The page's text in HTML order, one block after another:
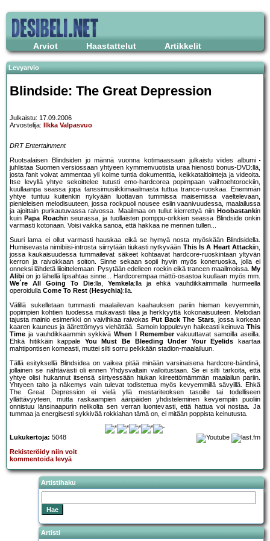
Arviot Haastattelut Artikkelit
Levyarvio
Blindside: The Great Depression
Julkaistu: 17.09.2006
Arvostelija:
Ilkka Valpasvuo
DRT Entertainment
Ruotsalaisen Blindsiden jo männä vuonna kotimaassaan julkaistu viides albumi
juhlistaa Suomen versiossaan yhtyeen kymmenvuotista uraa hienosti bonus-DVD:llä,
josta fanit voivat ammentaa yli kolme tuntia dokumenttia, keikkataltiointeja ja videoita.
Itse levyllä yhtye sekoittelee tutusti emo-hardcorea popimpaan vaihtoehtorockiin,
kuullaanpa seassa jopa tanssimusiikkimaailmasta tuttua trance-ruoskaa. Enemmän
yhtye tuntuu kuitenkin nykyään luottavan tummissa maisemissa vaeltelevaan,
pienieleisen melodisuuteen, jossa rockpuoli nousee esiin vaanivuudessa, maalailussa
ja ajoittain purkautuvassa raivossa. Maailmaa on tullut kierrettyä niin Hoobastankin
kuin Papa Roachin seurassa, ja tuollaisten pomppu-orkkien seassa Blindside onkin
varmasti kotonaan. Voisi vaikka sanoa, että hakkaa ne mennen tullen...
Suuri lama ei ollut varmasti hauskaa eikä se hymyä nosta myöskään Blindsidella.
Humisevasta nimibiisi-introsta siirrytään tiukasti nytkyvään This Is A Heart Attackiin,
jossa kaukaisuudessa tummailevat säkeet kohtaavat hardcore-ruoskintaan yltyvän
kerron ja raivokkaan soiton. Sinne sekaan sopii hyvin myös koneruoska, jolla ei
onneksi lähdetä liioittelemaan. Pysytään edelleen rockin eikä trancen maailmoissa. My
Alibi on jo lähellä lipsahtaa sinne... Hardcorempaa mättö-osastoa kuullaan myös mm.
We´re All Going To Die:lla, Yemkela:lla ja ehkä vauhdikkaimmalla hurmeella
operoidulla Come To Rest (Hesychia):lla.
Välillä sukelletaan tummasti maalailevan kaahauksen pariin hieman kevyemmin,
popimpien kohtien tuodessa mukavasti tilaa ja herkkyyttä kokonaisuuteen. Melodian
tajusta mainio esimerkki on vaivihkaa raivokas Put Back The Stars, jossa korkean
kaaren kauneus ja äärettömyys viehättää. Samoin loppulevyn haikeasti keinuva This
Time ja vauhdikkaammin sykkiväWhen I Remembervakuuttavat samoilla aseilla.
Ehkä hitikkäin kappale You Must Be Bleeding Under Your Eyelids kaartaa
mahtipontisen komeasti, muttei silti sorru pelkkään stadion-maalailuun.
Tällä esityksellä Blindsidea on vaikea pitää minään varsinaisena hardcore-bändinä,
jollainen se nähtävästi oli ennen Yhdysvaltain valloitustaan. Se ei silti tarkoita, että
yhtye olisi hukannut itsensä siirtyessään hiukan kiireettömämmän maalailun pariin.
Yhtyeen taito ja näkemys vain tulevat todistettua myös kevyemmillä sävyillä. Ehkä
The Great Depression ei vielä yllä mestariteoksen tasoille tai todelliseen
yllättävyyteen, mutta raskaampien ääripäiden yhdisteleminen kevyempiin puoliin
onnistuu länsinaapurin nelikolta sen verran luontevasti, että hattua voi nostaa. Ja
tummaa ja energisesti sykkivää rokkiahan tämä on, ei mitään poppista keinutusta.
Lukukertoja: 5048
Rekisteröidy niin voit
kommentoida levyä
Artistihaku
Artisti